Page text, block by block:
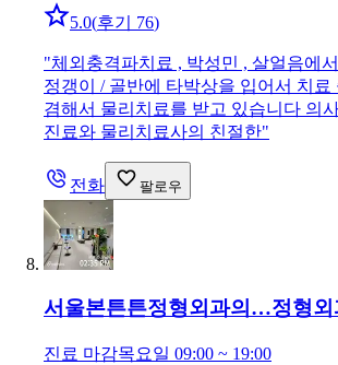
5.0(후기 76)
"체외충격파치료 , 박성민 , 살얼음에
정갱이 / 골반에 타박상을 입어서 치
겸해서 물리치료를 받고 있습니다 의
진료와 물리치료사의 친절한"
전화 팔로우
서울본튼튼정형외과의…정형외
진료 마감목요일 09:00 ~ 19:00